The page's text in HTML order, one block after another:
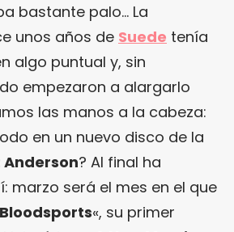
bastante palo… La
unos años de Suede tenía
algo puntual y, sin
empezaron a alargarlo
las manos a la cabeza:
en un nuevo disco de la
? Al final ha
marzo será el mes en el que
Bloodsports«, su primer